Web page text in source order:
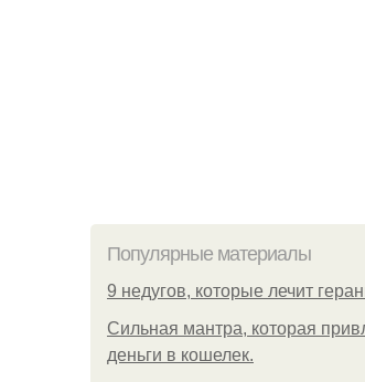
Популярные материалы
9 недугов, которые лечит
Сильная мантра, которая
деньги в кошелек.